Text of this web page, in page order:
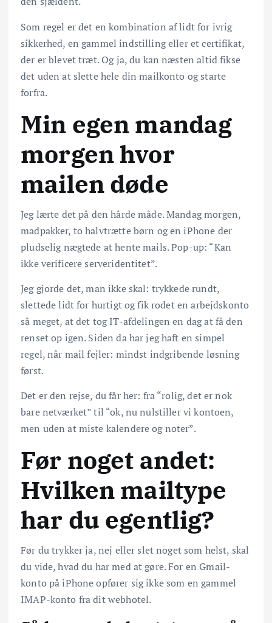
Som regel er det en kombination af lidt for ivrig
sikkerhed, en gammel indstilling eller et certifikat,
der er blevet træt. Og ja, du kan næsten altid fikse
det uden at slette hele din mailkonto og starte
forfra.
Min egen mandag
morgen hvor
mailen døde
Jeg lærte det på den hårde måde. Mandag morgen,
madpakker, to halvtrætte børn og en iPhone der
pludselig nægtede at hente mails. Pop-up: “Kan
ikke verificere serveridentitet”.
Jeg gjorde det, man ikke skal: trykkede rundt,
slettede lidt for hurtigt og fik rodet en arbejdskonto
så meget, at det tog IT-afdelingen en dag at få den
renset op igen. Siden da har jeg haft en simpel
regel, når mail fejler: mindst indgribende løsning
først.
Det er den rejse, du får her: fra “rolig, det er nok
bare netværket” til “ok, nu nulstiller vi kontoen,
men uden at miste kalendere og noter”.
Før noget andet:
Hvilken mailtype
har du egentlig?
Før du trykker ja, nej eller slet noget som helst, skal
du vide, hvad du har med at gøre. For en Gmail-
konto på iPhone opfører sig ikke som en gammel
IMAP-konto fra dit webhotel.